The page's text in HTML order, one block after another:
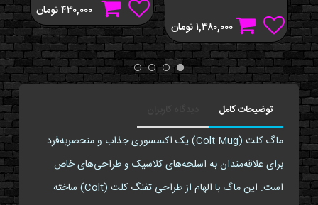
۱,۳۸۰,۰۰۰تومان
۴۳۰,۰۰۰تومان
توضیحات کامل
ماگ کلت (Colt Mug) یک اکسسوری جذاب و منحصربه‌فرد
برای علاقه‌مندان به اسلحه‌های کلاسیک و طراحی‌های خاص
است. این ماگ با الهام از طراحی تفنگ کلت (Colt) ساخته